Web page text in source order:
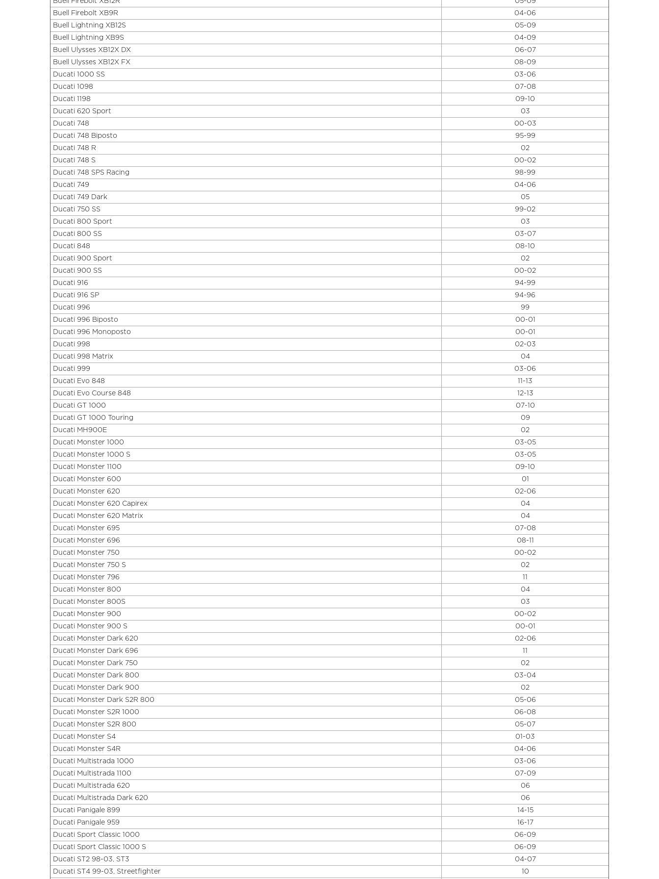
Buell Firebolt XB9R 04-06
Buell Lightning XB12S 05-09
Buell Lightning XB9S 04-09
Buell Ulysses XB12X DX 06-07
Buell Ulysses XB12X FX 08-09
Ducati 1000 SS 03-06
Ducati 1098 07-08
Ducati 1198 09-10
Ducati 620 Sport 03
Ducati 748 00-03
Ducati 748 Biposto 95-99
Ducati 748 R 02
Ducati 748 S 00-02
Ducati 748 SPS Racing 98-99
Ducati 749 04-06
Ducati 749 Dark 05
Ducati 750 SS 99-02
Ducati 800 Sport 03
Ducati 800 SS 03-07
Ducati 848 08-10
Ducati 900 Sport 02
Ducati 900 SS 00-02
Ducati 916 94-99
Ducati 916 SP 94-96
Ducati 996 99
Ducati 996 Biposto 00-01
Ducati 996 Monoposto 00-01
Ducati 998 02-03
Ducati 998 Matrix 04
Ducati 999 03-06
Ducati Evo 848 11-13
Ducati Evo Course 848 12-13
Ducati GT 1000 07-10
Ducati GT 1000 Touring 09
Ducati MH900E 02
Ducati Monster 1000 03-05
Ducati Monster 1000 S 03-05
Ducati Monster 1100 09-10
Ducati Monster 600 01
Ducati Monster 620 02-06
Ducati Monster 620 Capirex 04
Ducati Monster 620 Matrix 04
Ducati Monster 695 07-08
Ducati Monster 696 08-11
Ducati Monster 750 00-02
Ducati Monster 750 S 02
Ducati Monster 796
Ducati Monster 800 04
Ducati Monster 800S 03
Ducati Monster 900 00-02
Ducati Monster 900 S 00-01
Ducati Monster Dark 620 02-06
Ducati Monster Dark 696
Ducati Monster Dark 750 02
Ducati Monster Dark 800 03-04
Ducati Monster Dark 900 02
Ducati Monster Dark S2R 800 05-06
Ducati Monster S2R 1000 06-08
Ducati Monster S2R 800 05-07
Ducati Monster S4 01-03
Ducati Monster S4R 04-06
Ducati Multistrada 1000 03-06
Ducati Multistrada 1100 07-09
Ducati Multistrada 620 06
Ducati Multistrada Dark 620 06
Ducati Panigale 899 14-15
Ducati Panigale 959 16-17
Ducati Sport Classic 1000 06-09
Ducati Sport Classic 1000 S 06-09
Ducati ST2 98-03, ST3 04-07
Ducati ST4 99-03, Streetfighter 10